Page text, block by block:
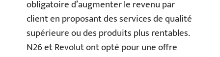
obligatoire d’augmenter le revenu par
client en proposant des services de qualité
supérieure ou des produits plus rentables.
N26 et Revolut ont opté pour une offre